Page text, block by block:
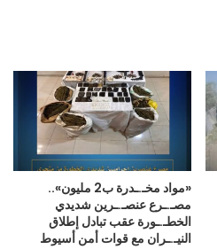
«مواد مخـ.ـدرة ب2 مليون»..
مصـ.ـرع عنصـ.ـرين شديدي
الخطـ.ـورة عقب تبادل إطلاق
النيـ.ـران مع قوات أمن أسيوط